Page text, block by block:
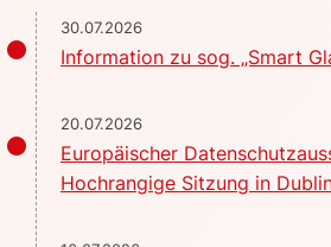
30.07.2026
Information zu sog. „Smart
20.07.2026
Europäischer
Hochrangige Sitzung in